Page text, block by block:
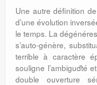
Une autre définition
d’une évolution
le temps. La
s’auto-génère,
terrible à caractère
souligne l’ambiguďté
double ouverture